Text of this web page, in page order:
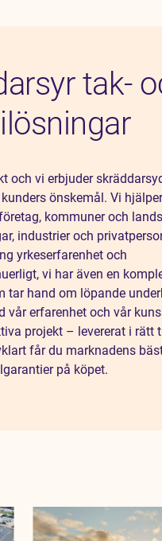
tak-
och vi erbjuder
önskemål. Vi
kommuner och
industrier och
yrkeserfarenhet och
vi har även en
tar hand om löpande
vår erfarenhet och vår
projekt – levererat i rätt
får du marknadens
på köpet.